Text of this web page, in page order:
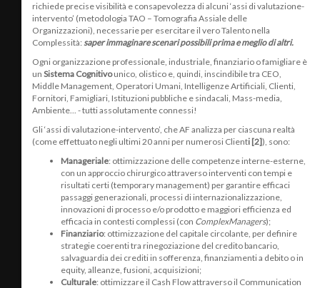
richiede precise visibilità e consapevolezza di alcuni ‘assi di valutazione-
intervento’ (metodologia TAO – Tomografia Assiale delle
Organizzazioni), necessarie per esercitare il vero Talento nella
Complessità: saper immaginare scenari possibili prima e meglio di altri.
Ogni organizzazione professionale, industriale, finanziario o famigliare è
un Sistema Cognitivounico, olistico e, quindi, inscindibile tra CEO,
Middle Management, Operatori Umani, Intelligenze Artificiali, Clienti,
Fornitori, Famigliari, Istituzioni pubbliche e sindacali, Mass-media,
Ambiente... - tutti assolutamente connessi!
Gli ‘assi di valutazione-intervento’, che AF analizza per ciascuna realtà
(come effettuato negli ultimi 20 anni per numerosi Clienti [2]), sono:
Manageriale: ottimizzazione delle competenze interne-esterne,
con un approccio chirurgico attraverso interventi con tempi e
risultati certi (temporary management) per garantire efficaci
passaggi generazionali, processi di internazionalizzazione,
innovazioni di processo e/o prodotto e maggiori efficienza ed
efficacia in contesti complessi (con ComplexManagers);
Finanziario: ottimizzazione del capitale circolante, per definire
strategie coerenti tra rinegoziazione del credito bancario,
salvaguardia dei crediti in sofferenza, finanziamenti a debito o in
equity, alleanze, fusioni, acquisizioni;
Culturale: ottimizzare il Cash Flow attraverso il Communication